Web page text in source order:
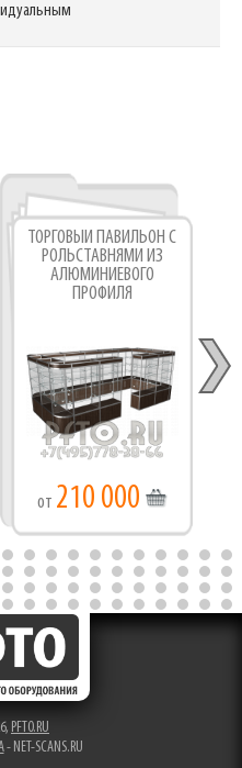
ТОРГОВЫЙ ПАВИЛЬОН С
РОЛЬСТАВНЯМИ ИЗ
АЛЮМИНИЕВОГО
ПРОФИЛЯ
от 210 000
PFTO.RU
- NET-SCANS.RU